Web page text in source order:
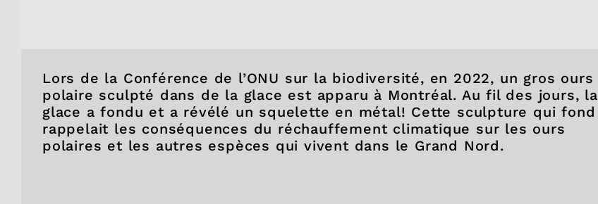
Lors de la Conférence de l’ONU sur la biodiversité, en 2022, un gros ours
polaire sculpté dans de la glace est apparu à Montréal. Au fil des jours, la
glace a fondu et a révélé un squelette en métal! Cette sculpture qui fond
rappelait les conséquences du réchauffement climatique sur les ours
polaires et les autres espèces qui vivent dans le Grand Nord.